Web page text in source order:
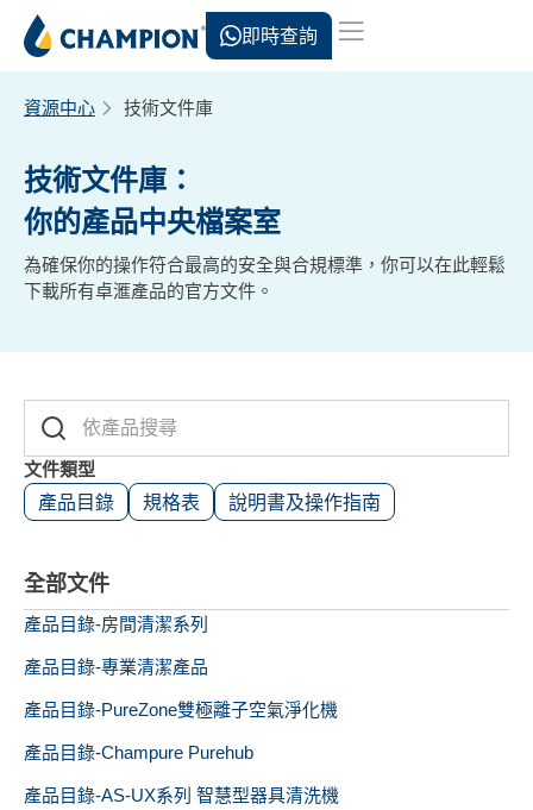
即時查詢
資源中心 技術文件庫
技術文件庫：
你的產品中央檔案室
為確保你的操作符合最高的安全與合規標準，你可以在此輕鬆
下載所有卓滙產品的官方文件。
文件類型
產品目錄
規格表 說明書及操作指南
全部文件
產品目錄-房間清潔系列
產品目錄-專業清潔產品
產品目錄-PureZone雙極離子空氣淨化機
產品目錄-Champure Purehub
產品目錄-AS-UX系列 智慧型器具清洗機